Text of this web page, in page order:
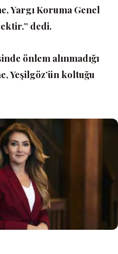
Yargı Koruma Genel
dedi.
önlem alınmadığı
Yeşilgöz’ün koltuğu